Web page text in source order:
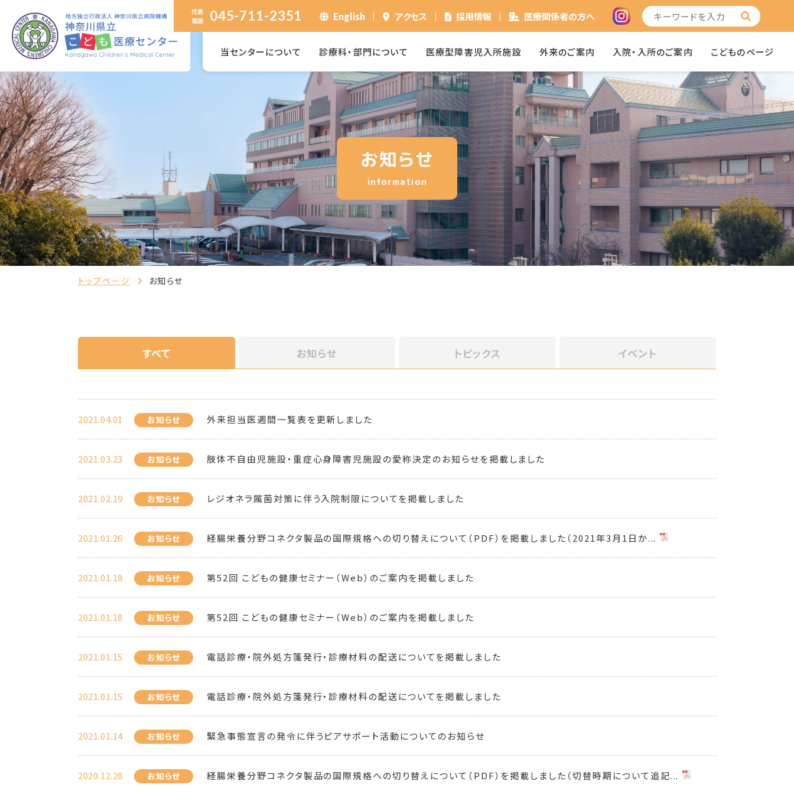
代表
電話
045-711-2351 English アクセス 採用情報 医療関係者の方へ
当センターについて 診療科・部門について 医療型障害児入所施設 外来のご案内 入院・入所のご案内 こどものページ
お知らせ
information
トップページ お知らせ
すべて お知らせ トピックス イベント
2021.04.01 お知らせ 外来担当医週間一覧表を更新しました
2021.03.23 お知らせ 肢体不自由児施設・重症心身障害児施設の愛称決定のお知らせを掲載しました
2021.02.19 お知らせ レジオネラ属菌対策に伴う入院制限についてを掲載しました
2021.01.26 お知らせ 経腸栄養分野コネクタ製品の国際規格への切り替えについて（PDF）を掲載しました（2021年3月1日か...
2021.01.18 お知らせ 第52回 こどもの健康セミナー（Web）のご案内を掲載しました
2021.01.18 お知らせ 第52回 こどもの健康セミナー（Web）のご案内を掲載しました
2021.01.15 お知らせ 電話診療・院外処方箋発行・診療材料の配送についてを掲載しました
2021.01.15 お知らせ 電話診療・院外処方箋発行・診療材料の配送についてを掲載しました
2021.01.14 お知らせ 緊急事態宣言の発令に伴うピアサポート活動についてのお知らせ
2020.12.28 お知らせ 経腸栄養分野コネクタ製品の国際規格への切り替えについて（PDF）を掲載しました（切替時期について追記...